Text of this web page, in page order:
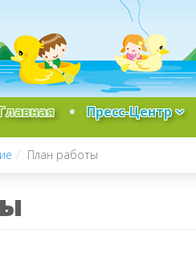
Пресс-Центр
План работы